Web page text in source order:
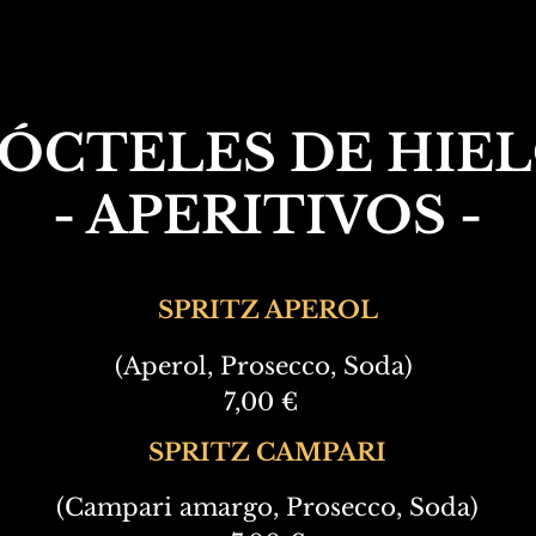
DE
- APERITIVOS -
SPRITZ APEROL
(Aperol, Prosecco, Soda)
7,00 €
(Campari amargo, Prosecco, Soda)
SPRITZ CAMPARI